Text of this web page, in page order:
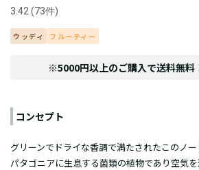
3.42 (73件)
ウッディ フルーティー
※5000円以上のご購入で送料無料
コンセプト
グリーンでドライな香調で満たされたこのノー
パタゴニアに生息する菌類の植物であり空気